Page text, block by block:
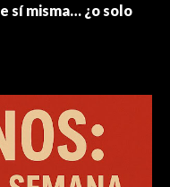
sí misma… ¿o solo